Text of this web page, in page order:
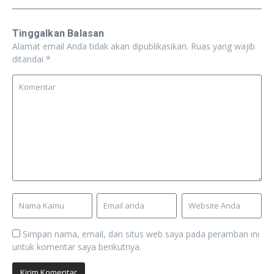
Tinggalkan Balasan
Alamat email Anda tidak akan dipublikasikan. Ruas yang wajib
ditandai *
Simpan nama, email, dan situs web saya pada peramban ini
untuk komentar saya berikutnya.